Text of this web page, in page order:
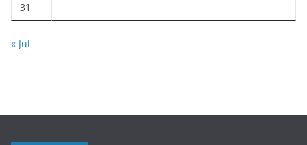
31
« Jul